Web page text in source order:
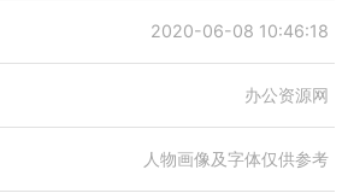
2020-06-08 10:46:18
办公资源网
人物画像及字体仅供参考